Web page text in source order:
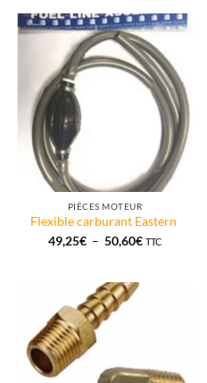
PIÈCES MOTEUR
Flexible carburant Eastern
49,25€ – 50,60€Plage
TTC